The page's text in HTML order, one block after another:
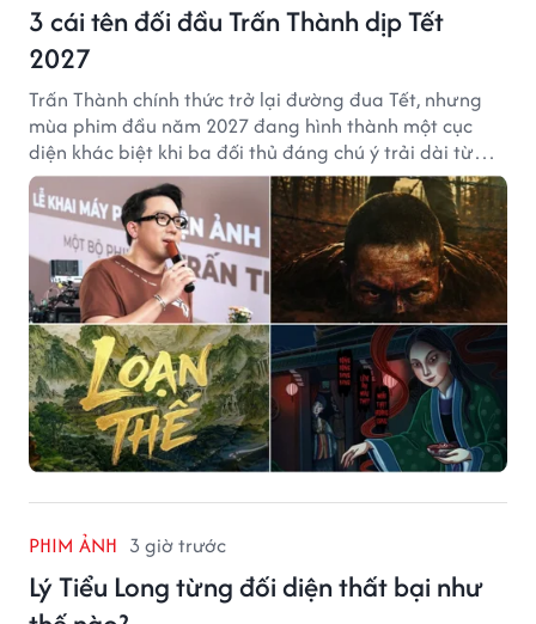
3 cái tên đối đầu Trấn Thành dịp Tết
2027
Trấn Thành chính thức trở lại đường đua Tết, nhưng
mùa phim đầu năm 2027 đang hình thành một cục
diện khác biệt khi ba đối thủ đáng chú ý trải dài từ
chiến tranh, võ hiệp đến kinh dị cung đấu.
PHIM ẢNH 3 giờ trước
Lý Tiểu Long từng đối diện thất bại như